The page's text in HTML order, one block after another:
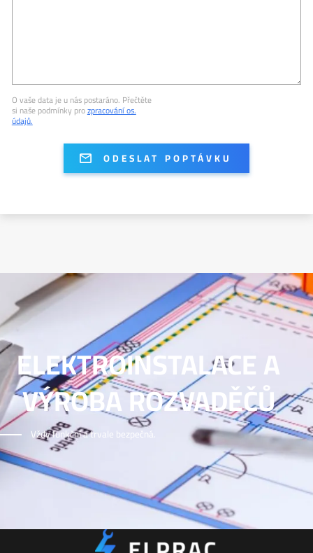
O vaše data je u nás postaráno. Přečtěte
si naše podmínky prozpracování os.
údajů.
ELEKTROINSTALACE A
VÝROBA ROZVADĚČŮ
Vždy funkční a trvale bezpečná.